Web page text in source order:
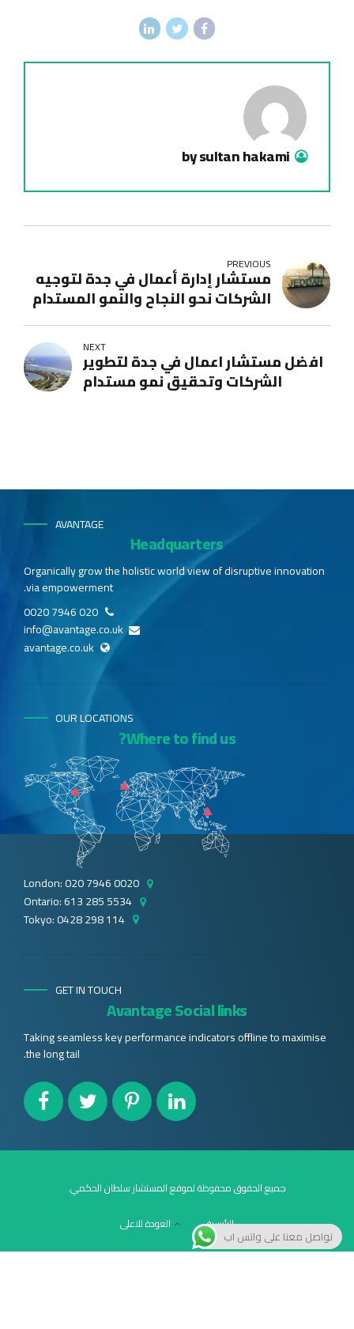
by sultan hakami
PREVIOUS
مستشار إدارة أعمال في جدة لتوجيه
الشركات نحو النجاح والنمو المستدام
NEXT
افضل مستشار اعمال في جدة لتطوير
الشركات وتحقيق نمو مستدام
AVANTAGE
Headquarters
Organically grow the holistic world view of disruptive innovation
via empowerment.
020 7946 0020
info@avantage.co.uk
avantage.co.uk
OUR LOCATIONS
Where to find us?
London: 020 7946 0020
Ontario: 613 285 5534
Tokyo: 0428 298 114
GET IN TOUCH
Avantage Social links
Taking seamless key performance indicators offline to maximise
the long tail.
جميع الحقوق محفوظة لموقع المستشار سلطان الحكمي.
الرئيسية
العودة للاعلى
تواصل معنا على واتس اب